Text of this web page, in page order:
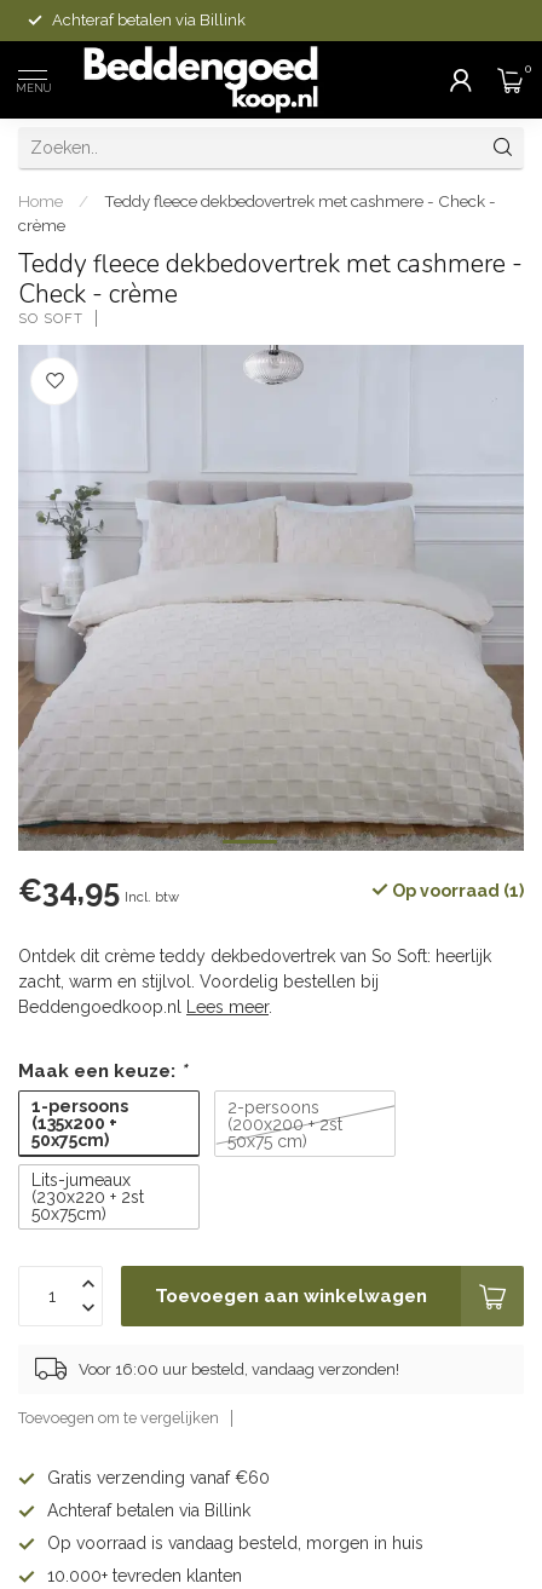
Achteraf betalen via Billink
MENU
0
Home /
Teddy fleece dekbedovertrek met cashmere - Check -
crème
Teddy fleece dekbedovertrek met cashmere -
Check - crème
SO SOFT
€34,95 Incl. btw Op voorraad (1)
Ontdek dit crème teddy dekbedovertrek van So Soft: heerlijk
zacht, warm en stijlvol. Voordelig bestellen bij
Beddengoedkoop.nl
Lees meer.
Maak een keuze: *
1-persoons
(135x200 +
50x75cm)
2-persoons
(200x200 + 2st
50x75 cm)
Lits-jumeaux
(230x220 + 2st
50x75cm)
Toevoegen aan winkelwagen
Voor 16:00 uur besteld, vandaag verzonden!
Toevoegen om te vergelijken
Gratis verzending vanaf €60
Achteraf betalen via Billink
Op voorraad is vandaag besteld, morgen in huis
10.000+ tevreden klanten